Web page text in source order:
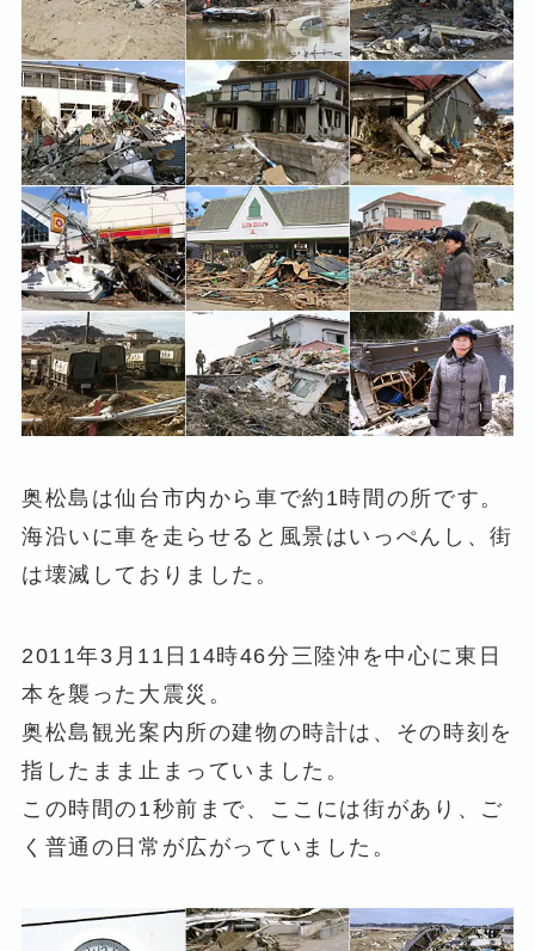
奥松島は仙台市内から車で約1時間の所です。
海沿いに車を走らせると風景はいっぺんし、街
は壊滅しておりました。
2011年3月11日14時46分三陸沖を中心に東日
本を襲った大震災。
奥松島観光案内所の建物の時計は、その時刻を
指したまま止まっていました。
この時間の1秒前まで、ここには街があり、ご
く普通の日常が広がっていました。